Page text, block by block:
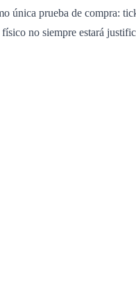
única prueba de compra:
no siempre estará